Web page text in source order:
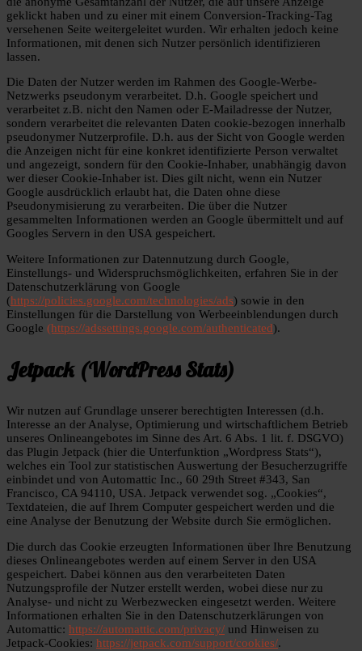
geklickt haben und zu einer mit einem Conversion-Tracking-Tag
versehenen Seite weitergeleitet wurden. Wir erhalten jedoch keine
Informationen, mit denen sich Nutzer persönlich identifizieren
lassen.
Die Daten der Nutzer werden im Rahmen des Google-Werbe-
Netzwerks pseudonym verarbeitet. D.h. Google speichert und
verarbeitet z.B. nicht den Namen oder E-Mailadresse der Nutzer,
sondern verarbeitet die relevanten Daten cookie-bezogen innerhalb
pseudonymer Nutzerprofile. D.h. aus der Sicht von Google werden
die Anzeigen nicht für eine konkret identifizierte Person verwaltet
und angezeigt, sondern für den Cookie-Inhaber, unabhängig davon
wer dieser Cookie-Inhaber ist. Dies gilt nicht, wenn ein Nutzer
Google ausdrücklich erlaubt hat, die Daten ohne diese
Pseudonymisierung zu verarbeiten. Die über die Nutzer
gesammelten Informationen werden an Google übermittelt und auf
Googles Servern in den USA gespeichert.
Weitere Informationen zur Datennutzung durch Google,
Einstellungs- und Widerspruchsmöglichkeiten, erfahren Sie in der
Datenschutzerklärung von Google
(https://policies.google.com/technologies/ads) sowie in den
Einstellungen für die Darstellung von Werbeeinblendungen durch
Google (https://adssettings.google.com/authenticated).
Jetpack (WordPress Stats)
Wir nutzen auf Grundlage unserer berechtigten Interessen (d.h.
Interesse an der Analyse, Optimierung und wirtschaftlichem Betrieb
unseres Onlineangebotes im Sinne des Art. 6 Abs. 1 lit. f. DSGVO)
das Plugin Jetpack (hier die Unterfunktion „Wordpress Stats“),
welches ein Tool zur statistischen Auswertung der Besucherzugriffe
einbindet und von Automattic Inc., 60 29th Street #343, San
Francisco, CA 94110, USA. Jetpack verwendet sog. „Cookies“,
Textdateien, die auf Ihrem Computer gespeichert werden und die
eine Analyse der Benutzung der Website durch Sie ermöglichen.
Die durch das Cookie erzeugten Informationen über Ihre Benutzung
dieses Onlineangebotes werden auf einem Server in den USA
gespeichert. Dabei können aus den verarbeiteten Daten
Nutzungsprofile der Nutzer erstellt werden, wobei diese nur zu
Analyse- und nicht zu Werbezwecken eingesetzt werden. Weitere
Informationen erhalten Sie in den Datenschutzerklärungen von
Automattic: https://automattic.com/privacy/ und Hinweisen zu
Jetpack-Cookies: https://jetpack.com/support/cookies/.